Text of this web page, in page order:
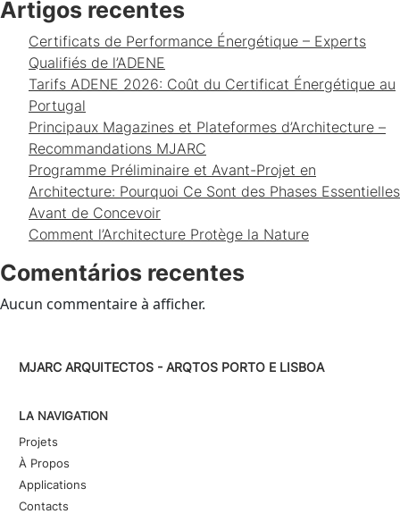
Artigos recentes
Certificats de Performance Énergétique – Experts
Qualifiés de l’ADENE
Tarifs ADENE 2026: Coût du Certificat Énergétique au
Portugal
Principaux Magazines et Plateformes d’Architecture –
Recommandations MJARC
Programme Préliminaire et Avant-Projet en
Architecture: Pourquoi Ce Sont des Phases Essentielles
Avant de Concevoir
Comment l’Architecture Protège la Nature
Comentários recentes
Aucun commentaire à afficher.
MJARC ARQUITECTOS - ARQTOS PORTO E LISBOA
LA NAVIGATION
Projets
À Propos
Applications
Contacts